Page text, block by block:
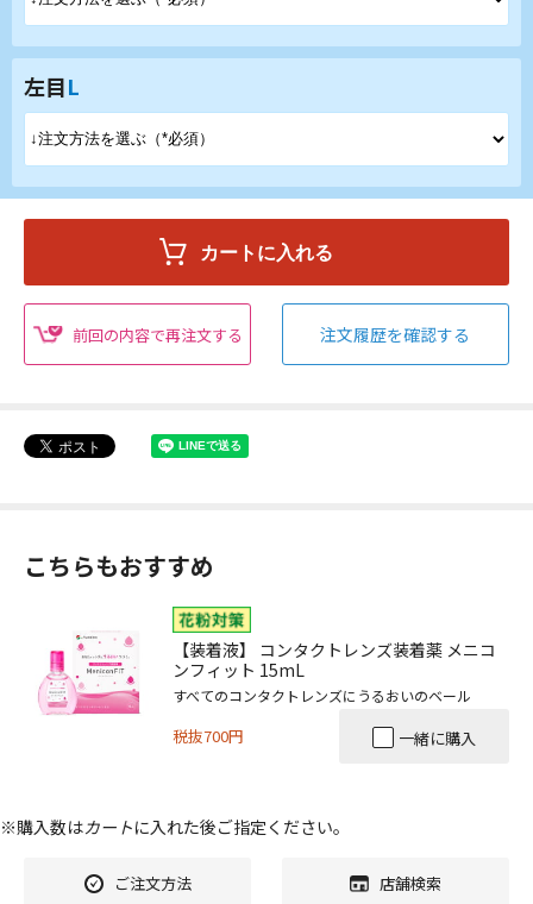
左目L
前回の内容で再注文する 注文履歴を確認する
こちらもおすすめ
【装着液】 コンタクトレンズ装着薬 メニコ
ンフィット 15mL
すべてのコンタクトレンズにうるおいのベール
税抜700円 一緒に購入
※購入数はカートに入れた後ご指定ください。
ご注文方法 店舗検索